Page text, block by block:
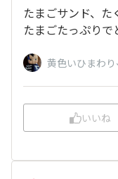
たまごサンド、た
たまごたっぷり
黄色いひまわり
いいね